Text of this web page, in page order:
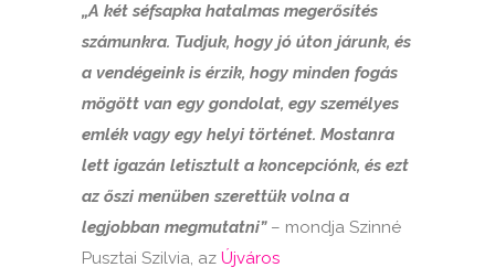
„A két séfsapka hatalmas megerősítés
számunkra. Tudjuk, hogy jó úton járunk, és
a vendégeink is érzik, hogy minden fogás
mögött van egy gondolat, egy személyes
emlék vagy egy helyi történet. Mostanra
lett igazán letisztult a koncepciónk, és ezt
az őszi menüben szerettük volna a
legjobban megmutatni”– mondja Szinné
Pusztai Szilvia, az Újváros